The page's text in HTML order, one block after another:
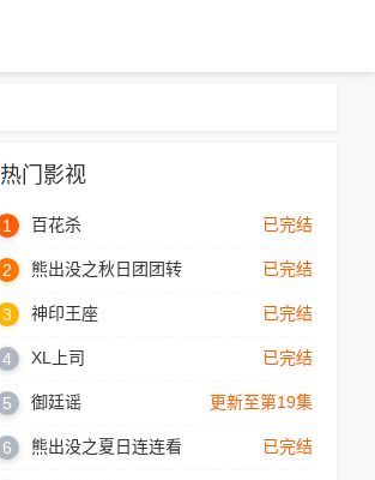
热门影视
1 已完结
百花杀
2 已完结
熊出没之秋日团团转
3 已完结
神印王座
4 已完结
XL上司
5 更新至第19集
御廷谣
6 已完结
熊出没之夏日连连看